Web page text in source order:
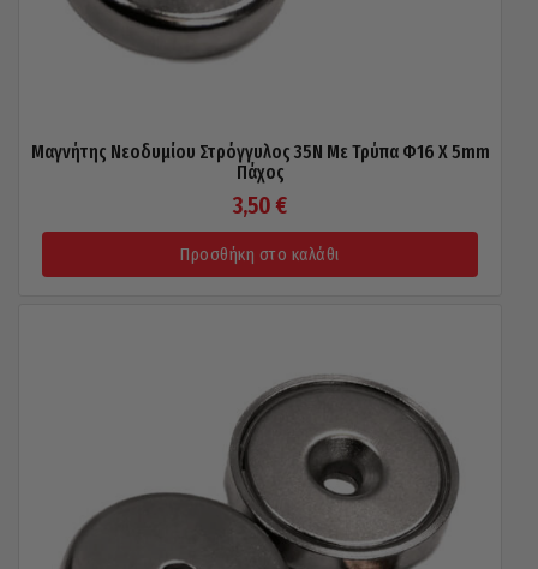
Μαγνήτης Νεοδυμίου Στρόγγυλος 35N Με Τρύπα Φ16 X 5mm
Πάχος
3,50 €
Προσθήκη στο καλάθι